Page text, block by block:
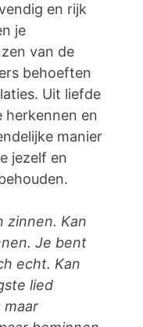
en rijk
je
van de
behoeften
Uit liefde
herkennen en
manier
jezelf en
zinnen. Kan
Je bent
echt. Kan
lied
maar